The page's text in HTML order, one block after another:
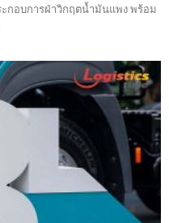
กอบการฝ่าวิกฤตน้ำมันแพง พร้อม